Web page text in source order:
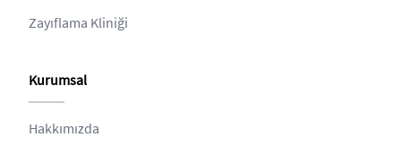
Zayıflama Kliniği
Kurumsal
Hakkımızda